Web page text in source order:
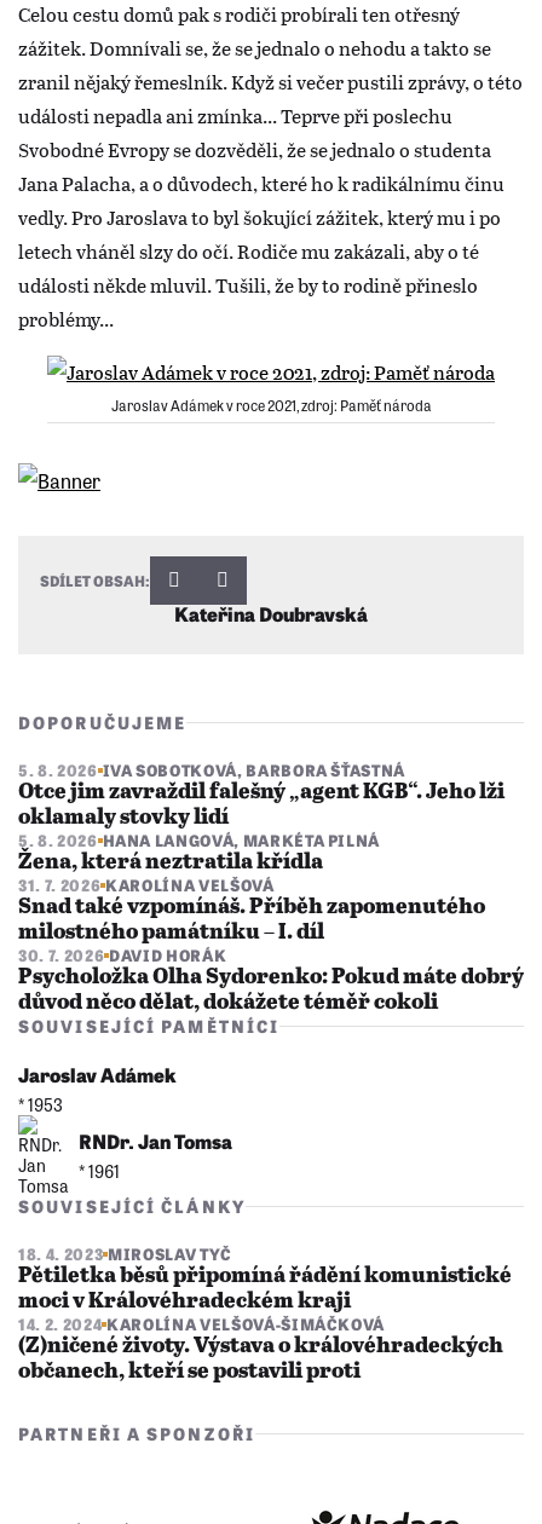
Celou cestu domů pak s rodiči probírali ten otřesný
zážitek. Domnívali se, že se jednalo o nehodu a takto se
zranil nějaký řemeslník. Když si večer pustili zprávy, o této
události nepadla ani zmínka... Teprve při poslechu
Svobodné Evropy se dozvěděli, že se jednalo o studenta
Jana Palacha, a o důvodech, které ho k radikálnímu činu
vedly. Pro Jaroslava to byl šokující zážitek, který mu i po
letech vháněl slzy do očí. Rodiče mu zakázali, aby o té
události někde mluvil. Tušili, že by to rodině přineslo
problémy...
Jaroslav Adámek v roce 2021, zdroj: Paměť národa
Kateřina Doubravská
SDÍLET OBSAH:
DOPORUČUJEME
5. 8. 2026 IVA SOBOTKOVÁ, BARBORA ŠŤASTNÁ
Otce jim zavraždil falešný „agent KGB“. Jeho lži
oklamaly stovky lidí
5. 8. 2026 HANA LANGOVÁ, MARKÉTA PILNÁ
Žena, která neztratila křídla
31. 7. 2026 KAROLÍNA VELŠOVÁ
Snad také vzpomínáš. Příběh zapomenutého
milostného památníku – I. díl
30. 7. 2026 DAVID HORÁK
Psycholožka Olha Sydorenko: Pokud máte dobrý
důvod něco dělat, dokážete téměř cokoli
SOUVISEJÍCÍ PAMĚTNÍCI
Jaroslav Adámek
* 1953
RNDr. Jan Tomsa
* 1961
SOUVISEJÍCÍ ČLÁNKY
18. 4. 2023 MIROSLAV TYČ
Pětiletka běsů připomíná řádění komunistické
moci v Královéhradeckém kraji
14. 2. 2024 KAROLÍNA VELŠOVÁ-ŠIMÁČKOVÁ
(Z)ničené životy. Výstava o královéhradeckých
občanech, kteří se postavili proti
PARTNEŘI A SPONZOŘI